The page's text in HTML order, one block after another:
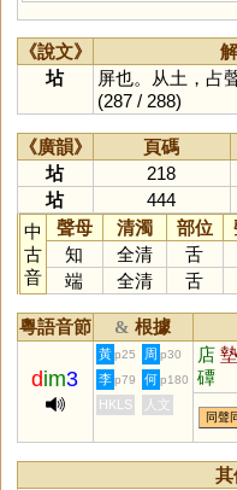
《說文》
坫
屏也。从土，占聲
(287 / 288)
《廣韻》 頁碼
坫
218
坫
444
中
古
音
聲母 清濁 部位
知
全清 舌
端
全清 舌
粵語音節 & 根據
dim3
黃 p25 周 p30 店 墊
磹
李 p79 何 p180
HKLS 人文
同聲
其